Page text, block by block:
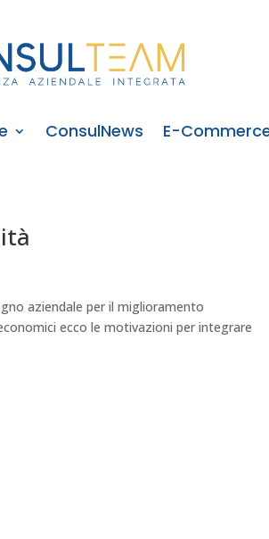
ConsulNews E-
aziendale per il miglioramento
ecco le motivazioni per integrare